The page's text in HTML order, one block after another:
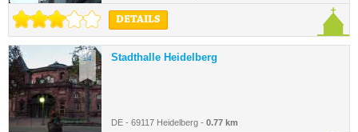
DETAILS
14. Stadthalle Heidelberg
DE - 69117 Heidelberg - 0.77 km